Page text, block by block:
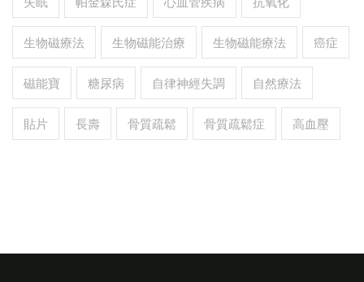
生物磁療法 生物磁能治療 生物磁能療法 癌症
磁能寶 糖尿病 自律神經失調 自然療法
貼片 長壽 骨質疏鬆 骨質疏鬆症 高血壓